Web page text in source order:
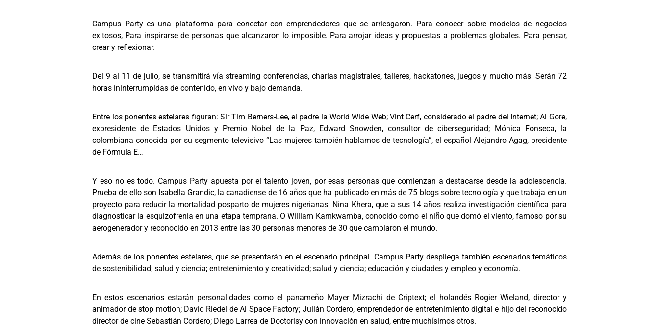
Campus Party es una plataforma para conectar con emprendedores que se arriesgaron. Para conocer sobre modelos de negocios
exitosos, Para inspirarse de personas que alcanzaron lo imposible. Para arrojar ideas y propuestas a problemas globales. Para pensar,
crear y reflexionar.
Del 9 al 11 de julio, se transmitirá vía streaming conferencias, charlas magistrales, talleres, hackatones, juegos y mucho más. Serán 72
horas ininterrumpidas de contenido, en vivo y bajo demanda.
Entre los ponentes estelares figuran: Sir Tim Berners-Lee, el padre la World Wide Web; Vint Cerf, considerado el padre del Internet; Al Gore,
expresidente de Estados Unidos y Premio Nobel de la Paz, Edward Snowden, consultor de ciberseguridad; Mónica Fonseca, la
colombiana conocida por su segmento televisivo “Las mujeres también hablamos de tecnología”, el español Alejandro Agag, presidente
de Fórmula E…
Y eso no es todo. Campus Party apuesta por el talento joven, por esas personas que comienzan a destacarse desde la adolescencia.
Prueba de ello son Isabella Grandic, la canadiense de 16 años que ha publicado en más de 75 blogs sobre tecnología y que trabaja en un
proyecto para reducir la mortalidad posparto de mujeres nigerianas. Nina Khera, que a sus 14 años realiza investigación científica para
diagnosticar la esquizofrenia en una etapa temprana. O William Kamkwamba, conocido como el niño que domó el viento, famoso por su
aerogenerador y reconocido en 2013 entre las 30 personas menores de 30 que cambiaron el mundo.
Además de los ponentes estelares, que se presentarán en el escenario principal. Campus Party despliega también escenarios temáticos
de sostenibilidad; salud y ciencia; entretenimiento y creatividad; salud y ciencia; educación y ciudades y empleo y economía.
En estos escenarios estarán personalidades como el panameño Mayer Mizrachi de Criptext; el holandés Rogier Wieland, director y
animador de stop motion; David Riedel de Al Space Factory; Julián Cordero, emprendedor de entretenimiento digital e hijo del reconocido
director de cine Sebastián Cordero; Diego Larrea de Doctorisy con innovación en salud, entre muchísimos otros.